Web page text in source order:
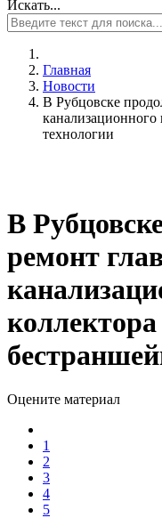
Искать...
Главная
Новости
В Рубцовске
канализационного
технологии
В
ремонт
Оцените материал
1
2
3
4
5